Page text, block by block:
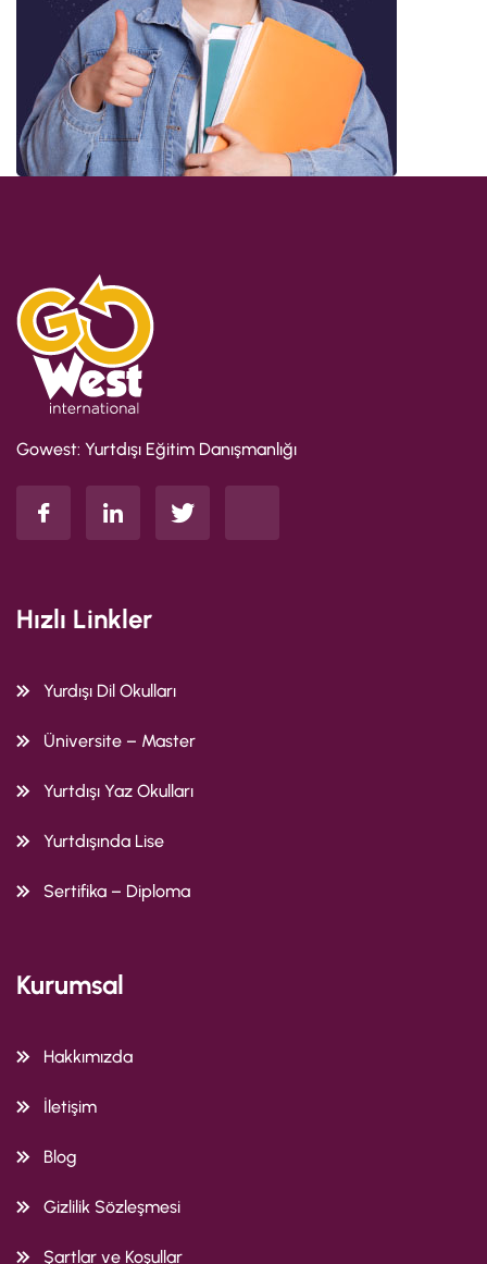
Gowest: Yurtdışı Eğitim Danışmanlığı
Hızlı Linkler
Yurdışı Dil Okulları
Üniversite – Master
Yurtdışı Yaz Okulları
Yurtdışında Lise
Sertifika – Diploma
Kurumsal
Hakkımızda
İletişim
Blog
Gizlilik Sözleşmesi
Şartlar ve Koşullar